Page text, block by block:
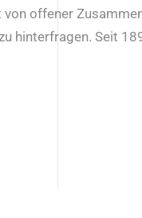
von offener
hinterfragen. Seit